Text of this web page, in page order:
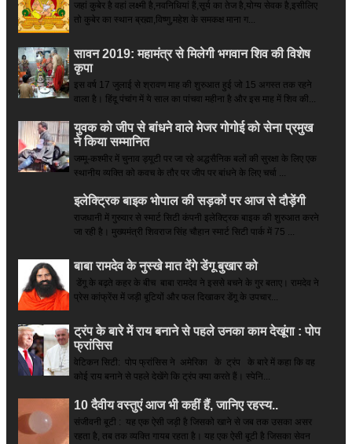
जहां कुबेर है­ वहां लक्ष्मी है,नवनिधियां हैं,सूर्य का तेज है,योग्य सेवक है,इसीलिए
तो कुबेर का स्थान ब्रह्मा,विष्णु,महेश के समकक्ष माना ग...
सावन 2019: महामंत्र से मिलेगी भगवान शिव की विशेष
कृपा
इस वर्ष 17 जुलाई से श्रावण माह की शुरुआत हुई जो 15 अगस्त तक रहने
वाला है। हिंदू पंचांग में ये साल का पांचवा महीना है और इस माह में शिव की...
युवक को जीप से बांधने वाले मेजर गोगोई को सेना प्रमुख
ने किया सम्‍मानित
जम्मू-कश्मीर में चुनाव ड्यूटी पर जा रहे अद्धसैनिक बलों की सुरक्षा के लिए एक
स्थानीय व्यक्ति को कवच के तौर पर जीप पर बांधने के लिए चर्चा ...
इलेक्ट्रिक बाइक भोपाल की सड़कों पर आज से दौड़ेंगी
राजधानी में गुरुवार से स्मार्ट सिटी कंपनी इलेक्ट्रिक बाइक की शुरुआत करने
जा रही है। मुख्यमंत्री शिवराज सिंह चौहान स्मार्ट सिटी पार्क में 75 ...
बाबा रामदेव के नुस्खे मात देंगे डेंगू बुखार को
डेंगू के बढ़ते कहर के बीच बाबा रामदेव ने इससे बचने के गुर बताए। रामदेव ने
प्रेस कांफ्रेंस में जड़ी बूटियों और फल दिखाकर डेंगू के उपचार...
ट्रंप के बारे में राय बनाने से पहले उनका काम देखूंगा : पोप
फ्रांसिस
वेटिकन सिटी: पोप फ्रांसिस ने अमेरिका के ट्रंप के बारे में कहा कि वह
कोई राय बनाने से पहले देखेंगे कि ट्रंप क्या करते हैं। स्पेनि...
10 दैवीय वस्तुएं आज भी कहीं हैं, जानिए रहस्य..
संजीवनी बूटी : यह एक ऐसी जड़ी है जिसको खाने से जब तक उसका असर
रहता है, तब तक व्यक्ति गायब रहता है। यह एक ऐसी बूटी है जिसका सेवन